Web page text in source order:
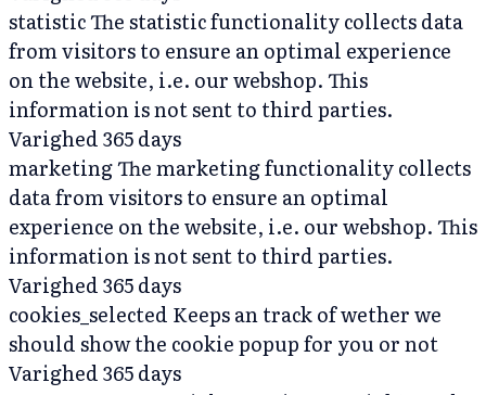
statisticThe statistic functionality collects data
from visitors to ensure an optimal experience
on the website, i.e. our webshop. This
information is not sent to third parties.
Varighed365 days
marketingThe marketing functionality collects
data from visitors to ensure an optimal
experience on the website, i.e. our webshop. This
information is not sent to third parties.
Varighed365 days
cookies_selected Keeps an track of wether we
should show the cookie popup for you or not
Varighed365 days